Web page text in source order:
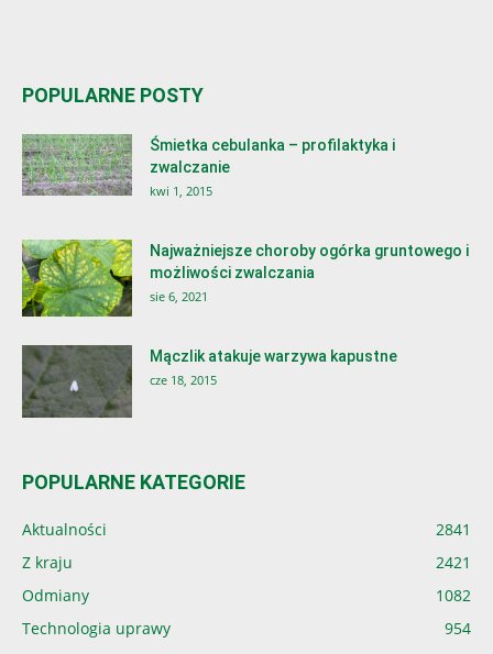
POPULARNE POSTY
Śmietka cebulanka – profilaktyka i
zwalczanie
kwi 1, 2015
Najważniejsze choroby ogórka gruntowego i
możliwości zwalczania
sie 6, 2021
Mączlik atakuje warzywa kapustne
cze 18, 2015
POPULARNE KATEGORIE
Aktualności
2841
Z kraju
2421
Odmiany
1082
Technologia uprawy
954